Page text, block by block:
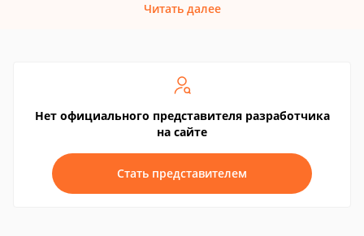
Читать далее
Нет официального представителя разработчика
на сайте
Стать представителем